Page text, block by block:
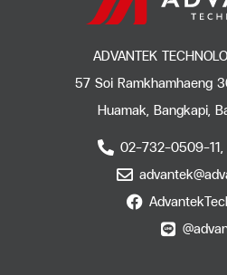
ADVANTEK
57 Soi Ramkhamhaeng
Huamak, Bangkapi,
02-732-0509-